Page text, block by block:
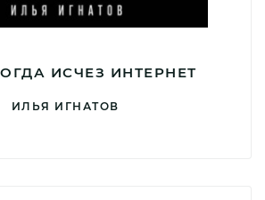
ИСЧЕЗ ИНТЕРНЕТ
ИЛЬЯ ИГНАТОВ